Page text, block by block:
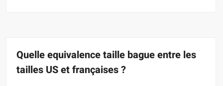
Quelle equivalence taille bague entre les
tailles US et françaises ?